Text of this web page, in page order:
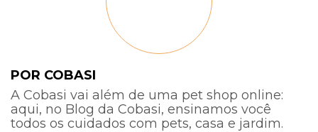
POR COBASI
A Cobasi vai além de uma pet shop online:
aqui, no Blog da Cobasi, ensinamos você
todos os cuidados com pets, casa e jardim.